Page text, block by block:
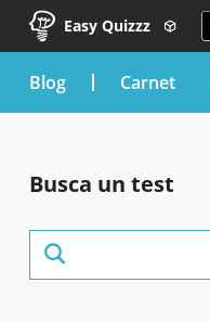
Easy Quizzz
blog Carnet
Busca un test